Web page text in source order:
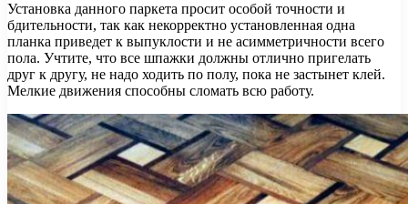
Установка данного паркета просит особой точности и
бдительности, так как некорректно установленная одна
планка приведет к выпуклости и не асимметричности всего
пола. Учтите, что все шпажки должны отлично пригелать
друг к другу, не надо ходить по полу, пока не застынет клей.
Мелкие движения способны сломать всю работу.